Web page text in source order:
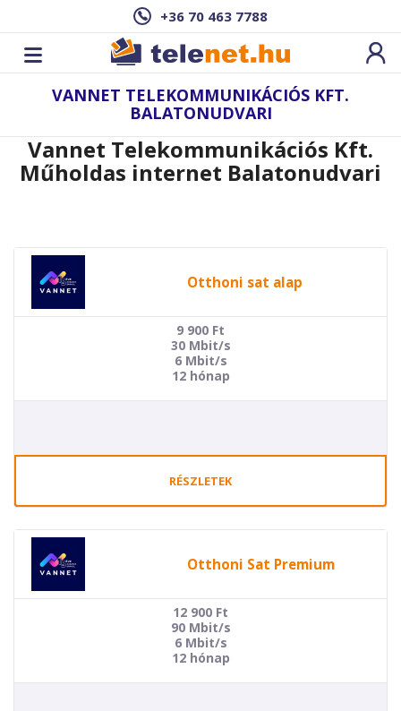
+36 70 463 7788
VANNET TELEKOMMUNIKÁCIÓS KFT.
BALATONUDVARI
Vannet Telekommunikációs Kft.
Műholdas internet Balatonudvari
Otthoni sat alap
9 900 Ft
30 Mbit/s
6 Mbit/s
12 hónap
RÉSZLETEK
Otthoni Sat Premium
12 900 Ft
90 Mbit/s
6 Mbit/s
12 hónap